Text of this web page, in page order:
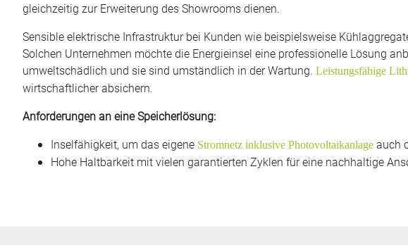
gleichzeitig zur Erweiterung des Showrooms dienen.
Sensible elektrische Infrastruktur bei Kunden wie beispielsweise
Solchen Unternehmen möchte die Energieinsel eine professionelle Lösung
umweltschädlich und sie sind umständlich in der Wartung. Leistungsfähige
wirtschaftlicher absichern.
Anforderungen an eine Speicherlösung:
Inselfähigkeit, um das eigene Stromnetz inklusive Photovoltaikanlage auch
Hohe Haltbarkeit mit vielen garantierten Zyklen für eine nachhaltige